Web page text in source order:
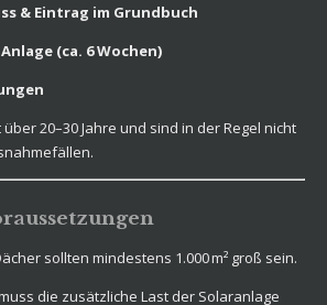
& Eintrag im Grundbuch
(ca. 6 Wochen)
20–30 Jahre und sind in der Regel nicht
sollten mindestens 1.000 m² groß sein.
die zusätzliche Last der Solaranlage